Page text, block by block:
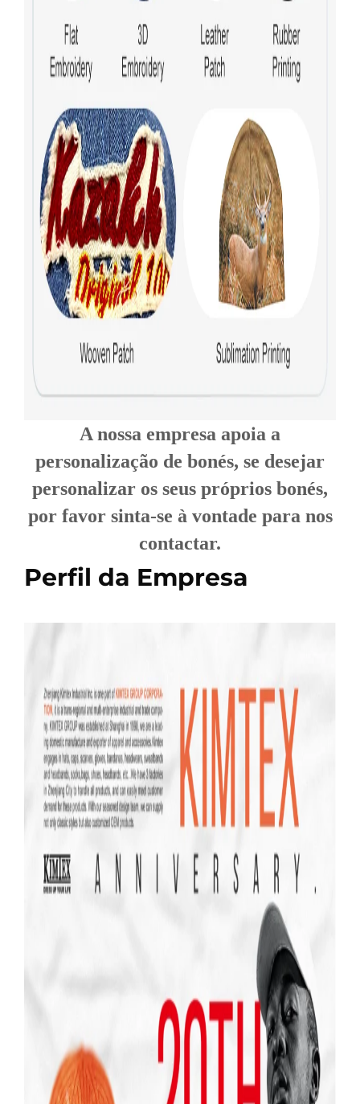
A nossa empresa apoia a
personalização de bonés, se desejar
personalizar os seus próprios bonés,
por favor sinta-se à vontade para nos
contactar.
Perfil da Empresa